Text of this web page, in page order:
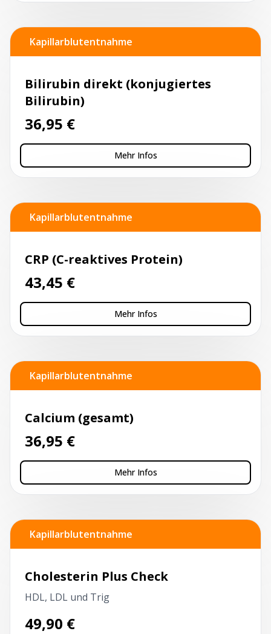
Kapillarblutentnahme
Bilirubin direkt (konjugiertes
Bilirubin)
36,95 €
Mehr Infos
Kapillarblutentnahme
CRP (C-reaktives Protein)
43,45 €
Mehr Infos
Kapillarblutentnahme
Calcium (gesamt)
36,95 €
Mehr Infos
Kapillarblutentnahme
Cholesterin Plus Check
HDL, LDL und Trig
49,90 €